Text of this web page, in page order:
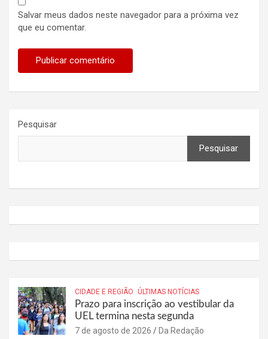
Salvar meus dados neste navegador para a próxima vez
que eu comentar.
Pesquisar
Pesquisar
CIDADE E REGIÃO ÚLTIMAS NOTÍCIAS
Prazo para inscrição ao vestibular da
UEL termina nesta segunda
7 de agosto de 2026 Da Redação